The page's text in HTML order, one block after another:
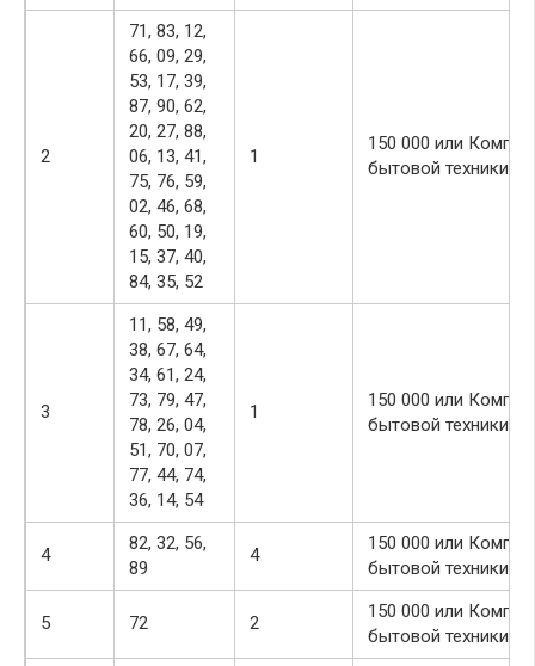
2
71, 83, 12,
66, 09, 29,
53, 17, 39,
87, 90, 62,
20, 27, 88,
06, 13, 41,
75, 76, 59,
02, 46, 68,
60, 50, 19,
15, 37, 40,
84, 35, 52
1
150 000 или
бытовой техники
3
11, 58, 49,
38, 67, 64,
34, 61, 24,
73, 79, 47,
78, 26, 04,
51, 70, 07,
77, 44, 74,
36, 14, 54
1
150 000 или
бытовой техники
4
82, 32, 56,
89
4
150 000 или
бытовой техники
5 72 2
150 000 или
бытовой техники